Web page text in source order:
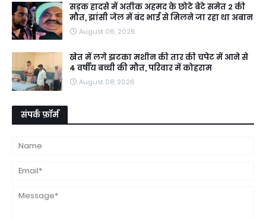
सड़क हादसे में अतीक अहमद के छोटे बेटे समेत 2 की
मौत, झांसी जेल में बंद भाई से मिलने जा रहा था अबान
August 06, 2026
खेत में लगे झटका मशीन की तार की चपेट में आने से
4 वर्षीय बच्ची की मौत, परिवार में कोहराम
August 08, 2026
संपर्क फ़ॉर्म